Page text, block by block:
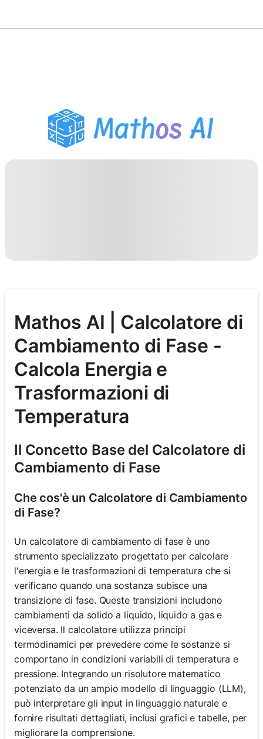
Assistente Compiti PDF
Strumenti di studio
Mathos AI | Calcolatore di
Cambiamento di Fase -
Calcola Energia e
Trasformazioni di
Temperatura
Il Concetto Base del Calcolatore di
Cambiamento di Fase
Che cos'è un Calcolatore di Cambiamento
di Fase?
Un calcolatore di cambiamento di fase è uno
strumento specializzato progettato per calcolare
l'energia e le trasformazioni di temperatura che si
verificano quando una sostanza subisce una
transizione di fase. Queste transizioni includono
cambiamenti da solido a liquido, liquido a gas e
viceversa. Il calcolatore utilizza principi
termodinamici per prevedere come le sostanze si
comportano in condizioni variabili di temperatura e
pressione. Integrando un risolutore matematico
potenziato da un ampio modello di linguaggio (LLM),
può interpretare gli input in linguaggio naturale e
fornire risultati dettagliati, inclusi grafici e tabelle, per
migliorare la comprensione.